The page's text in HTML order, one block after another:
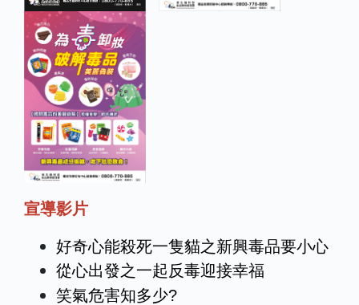
宣導影片
好奇心能殺死一隻貓之新興毒品要小心
從心出發之一起反毒迎接幸福
笑氣危害知多少?